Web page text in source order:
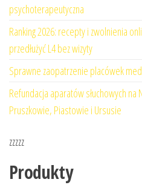
psychoterapeutyczna
Ranking 2026: recepty i zwolnienia
przedłużyć L4 bez wizyty
Sprawne zaopatrzenie placówek
Refundacja aparatów słuchowych
Pruszkowie, Piastowie i Ursusie
zzzzz
Produkty